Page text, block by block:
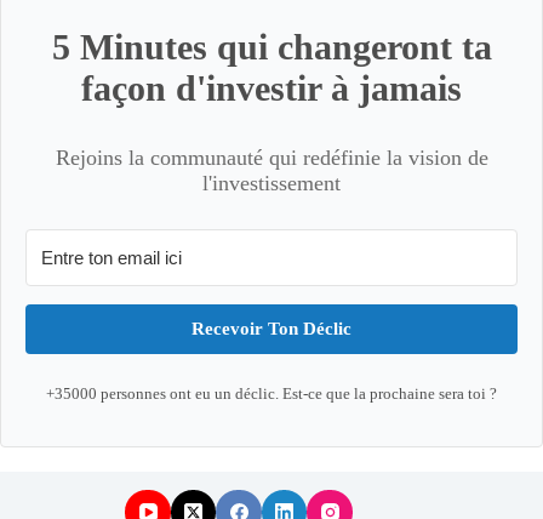
5 Minutes qui changeront ta
façon d'investir à jamais
Rejoins la communauté qui redéfinie la vision de
l'investissement
Recevoir Ton Déclic
+35000 personnes ont eu un déclic. Est-ce que la prochaine sera toi ?